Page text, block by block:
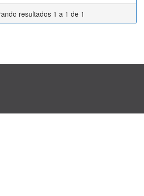
resultados 1 a 1 de 1